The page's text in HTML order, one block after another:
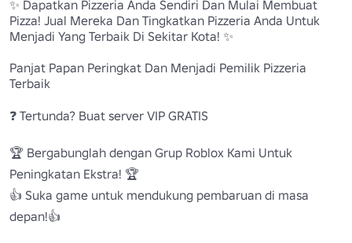
✨ Dapatkan Pizzeria Anda Sendiri Dan Mulai Membuat
Pizza! Jual Mereka Dan Tingkatkan Pizzeria Anda Untuk
Menjadi Yang Terbaik Di Sekitar Kota! ✨
Panjat Papan Peringkat Dan Menjadi Pemilik Pizzeria
Terbaik
❓ Tertunda? Buat server VIP GRATIS
🏆 Bergabunglah dengan Grup Roblox Kami Untuk
Peningkatan Ekstra! 🏆
👍 Suka game untuk mendukung pembaruan di masa
depan!👍